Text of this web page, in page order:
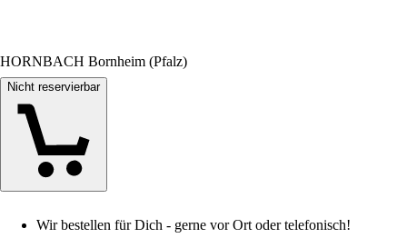
HORNBACH Bornheim (Pfalz)
Nicht reservierbar
Wir bestellen für Dich - gerne vor Ort oder telefonisch!